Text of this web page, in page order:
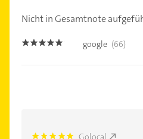
Nicht in Gesamtnote
4.8 google (66)
Golocal